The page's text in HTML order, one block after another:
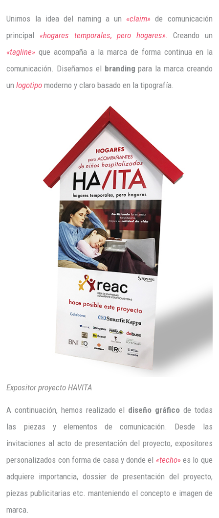
Unimos la idea del naming a un «claim» de comunicación
principal «hogares temporales, pero hogares». Creando un
«tagline» que acompaña a la marca de forma continua en la
comunicación. Diseñamos el branding para la marca creando
unlogotipo moderno y claro basado en la tipografía.
Expositor proyecto HAVITA
A continuación, hemos realizado el diseño gráfico de todas
las piezas y elementos de comunicación. Desde las
invitaciones al acto de presentación del proyecto, expositores
personalizados con forma de casa y donde el «techo» es lo que
adquiere importancia, dossier de presentación del proyecto,
piezas publicitarias etc. manteniendo el concepto e imagen de
marca.